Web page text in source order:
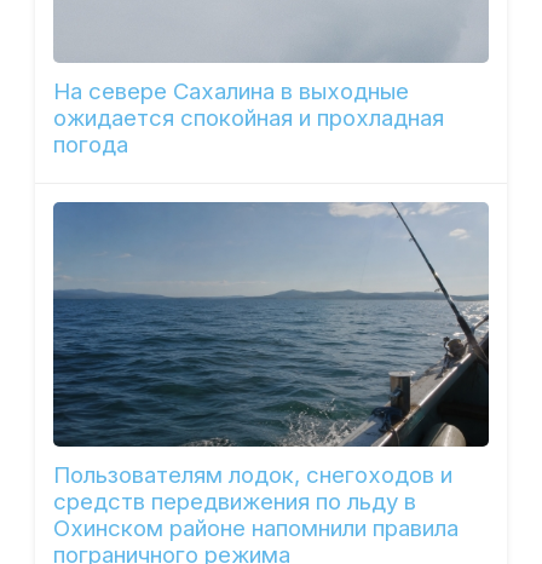
На севере Сахалина в выходные
ожидается спокойная и прохладная
погода
Пользователям лодок, снегоходов и
средств передвижения по льду в
Охинском районе напомнили правила
пограничного режима